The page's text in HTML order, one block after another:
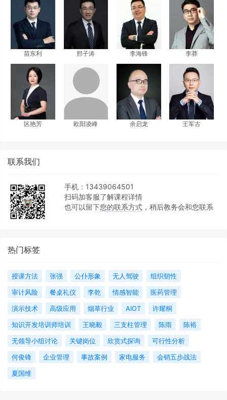
苗东利 邢子涛 李海锋 李莽
区艳芳 欧阳凌峰 余启龙 王军古
联系我们
手机：13439064501
扫码加客服了解课程详情
也可以留下您的联系方式 ，稍后教务会和您联系
热门标签
授课方法 张强 公仆形象 无人驾驶
组织韧性
审计风险
餐桌礼仪 李乾 情感智能
医药管理
演示技术
高级应用 烟草行业 AIOT
许耀桐
知识开发培训师培训
王晓毅 三支柱管理 陈雨
陈裕
无领导小组讨论
关键岗位 欣赏式探询
可行性分析
何俊锋
企业管理 事故案例 家电服务
会销五步战法
夏国维